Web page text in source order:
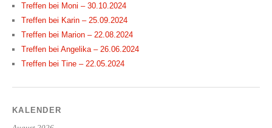
Treffen bei Moni – 30.10.2024
Treffen bei Karin – 25.09.2024
Treffen bei Marion – 22.08.2024
Treffen bei Angelika – 26.06.2024
Treffen bei Tine – 22.05.2024
KALENDER